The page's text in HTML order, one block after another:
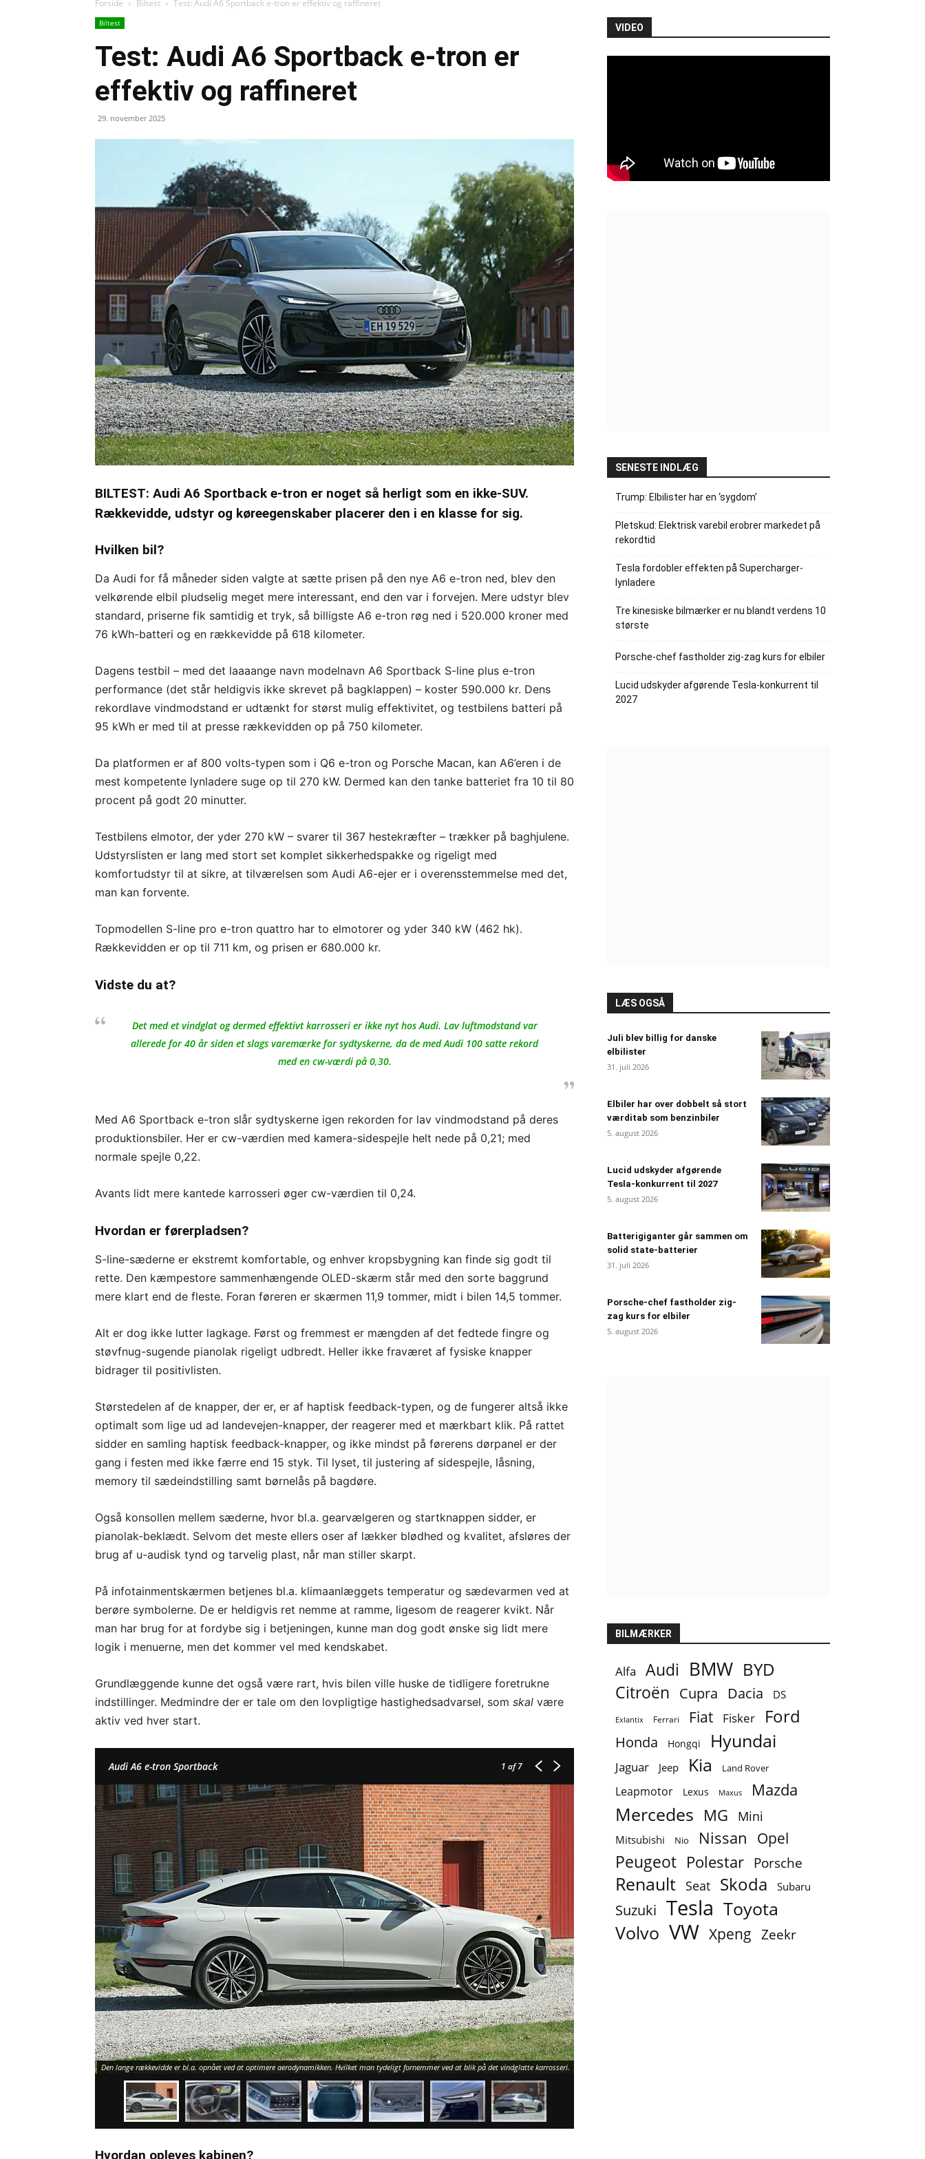
Forside Biltest Test: Audi A6 Sportback e-tron er effektiv og raffineret
Biltest
Test: Audi A6 Sportback e-tron er
effektiv og raffineret
29. november 2025
BILTEST: Audi A6 Sportback e-tron er noget så herligt som en ikke-SUV.
Rækkevidde, udstyr og køreegenskaber placerer den i en klasse for sig.
Hvilken bil?
Da Audi for få måneder siden valgte at sætte prisen på den nye A6 e-tron ned, blev den
velkørende elbil pludselig meget mere interessant, end den var i forvejen. Mere udstyr blev
standard, priserne fik samtidig et tryk, så billigste A6 e-tron røg ned i 520.000 kroner med
76 kWh-batteri og en rækkevidde på 618 kilometer.
Dagens testbil – med det laaaange navn modelnavn A6 Sportback S-line plus e-tron
performance (det står heldigvis ikke skrevet på bagklappen) – koster 590.000 kr. Dens
rekordlave vindmodstand er udtænkt for størst mulig effektivitet, og testbilens batteri på
95 kWh er med til at presse rækkevidden op på 750 kilometer.
Da platformen er af 800 volts-typen som i Q6 e-tron og Porsche Macan, kan A6’eren i de
mest kompetente lynladere suge op til 270 kW. Dermed kan den tanke batteriet fra 10 til 80
procent på godt 20 minutter.
Testbilens elmotor, der yder 270 kW – svarer til 367 hestekræfter – trækker på baghjulene.
Udstyrslisten er lang med stort set komplet sikkerhedspakke og rigeligt med
komfortudstyr til at sikre, at tilværelsen som Audi A6-ejer er i overensstemmelse med det,
man kan forvente.
Topmodellen S-line pro e-tron quattro har to elmotorer og yder 340 kW (462 hk).
Rækkevidden er op til 711 km, og prisen er 680.000 kr.
Vidste du at?
Det med et vindglat og dermed effektivt karrosseri er ikke nyt hos Audi. Lav luftmodstand var
allerede for 40 år siden et slags varemærke for sydtyskerne, da de med Audi 100 satte rekord
med en cw-værdi på 0,30.
Med A6 Sportback e-tron slår sydtyskerne igen rekorden for lav vindmodstand på deres
produktionsbiler. Her er cw-værdien med kamera-sidespejle helt nede på 0,21; med
normale spejle 0,22.
Avants lidt mere kantede karrosseri øger cw-værdien til 0,24.
Hvordan er førerpladsen?
S-line-sæderne er ekstremt komfortable, og enhver kropsbygning kan finde sig godt til
rette. Den kæmpestore sammenhængende OLED-skærm står med den sorte baggrund
mere klart end de fleste. Foran føreren er skærmen 11,9 tommer, midt i bilen 14,5 tommer.
Alt er dog ikke lutter lagkage. Først og fremmest er mængden af det fedtede fingre og
støvfnug-sugende pianolak rigeligt udbredt. Heller ikke fraværet af fysiske knapper
bidrager til positivlisten.
Størstedelen af de knapper, der er, er af haptisk feedback-typen, og de fungerer altså ikke
optimalt som lige ud ad landevejen-knapper, der reagerer med et mærkbart klik. På rattet
sidder en samling haptisk feedback-knapper, og ikke mindst på førerens dørpanel er der
gang i festen med ikke færre end 15 styk. Til lyset, til justering af sidespejle, låsning,
memory til sædeindstilling samt børnelås på bagdøre.
Også konsollen mellem sæderne, hvor bl.a. gearvælgeren og startknappen sidder, er
pianolak-beklædt. Selvom det meste ellers oser af lækker blødhed og kvalitet, afsløres der
brug af u-audisk tynd og tarvelig plast, når man stiller skarpt.
På infotainmentskærmen betjenes bl.a. klimaanlæggets temperatur og sædevarmen ved at
berøre symbolerne. De er heldigvis ret nemme at ramme, ligesom de reagerer kvikt. Når
man har brug for at fordybe sig i betjeningen, kunne man dog godt ønske sig lidt mere
logik i menuerne, men det kommer vel med kendskabet.
Grundlæggende kunne det også være rart, hvis bilen ville huske de tidligere foretrukne
indstillinger. Medmindre der er tale om den lovpligtige hastighedsadvarsel, som skal være
aktiv ved hver start.
Audi A6 e-tron Sportback 1 af 7
Den lange rækkevidde er bl.a. opnået ved at optimere aerodynamikken. Hvilket man tydeligt fornemmer ved at blik på det vindglatte karrosseri.
Hvordan opleves kabinen?
VIDEO
SENESTE INDLÆG
Trump: Elbilister har en ‘sygdom’
Pletskud: Elektrisk varebil erobrer markedet på
rekordtid
Tesla fordobler effekten på Supercharger-
lynladere
Tre kinesiske bilmærker er nu blandt verdens 10
største
Porsche-chef fastholder zig-zag kurs for elbiler
Lucid udskyder afgørende Tesla-konkurrent til
2027
LÆS OGSÅ
Juli blev billig for danske
elbilister
31. juli 2026
Elbiler har over dobbelt så stort
værditab som benzinbiler
5. august 2026
Lucid udskyder afgørende
Tesla-konkurrent til 2027
5. august 2026
Batterigiganter går sammen om
solid state-batterier
31. juli 2026
Porsche-chef fastholder zig-
zag kurs for elbiler
5. august 2026
BILMÆRKER
Alfa Audi BMW BYD
Citroën Cupra Dacia DS
Exlantix Ferrari Fiat Fisker Ford
Honda Hongqi Hyundai
Jaguar Jeep Kia Land Rover
Leapmotor Lexus Maxus Mazda
Mercedes MG Mini
Mitsubishi Nio Nissan Opel
Peugeot Polestar Porsche
Renault Seat Skoda Subaru
Suzuki Tesla Toyota
Volvo VW Xpeng Zeekr